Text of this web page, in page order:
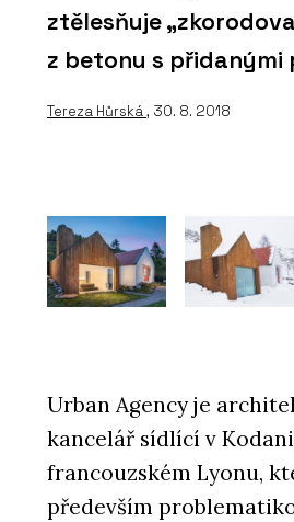
ztělesňuje
z betonu s přidanými
Tereza Hůrská, 30. 8. 2018
Urban Agency je
kancelář sídlící v
francouzském Lyonu,
především